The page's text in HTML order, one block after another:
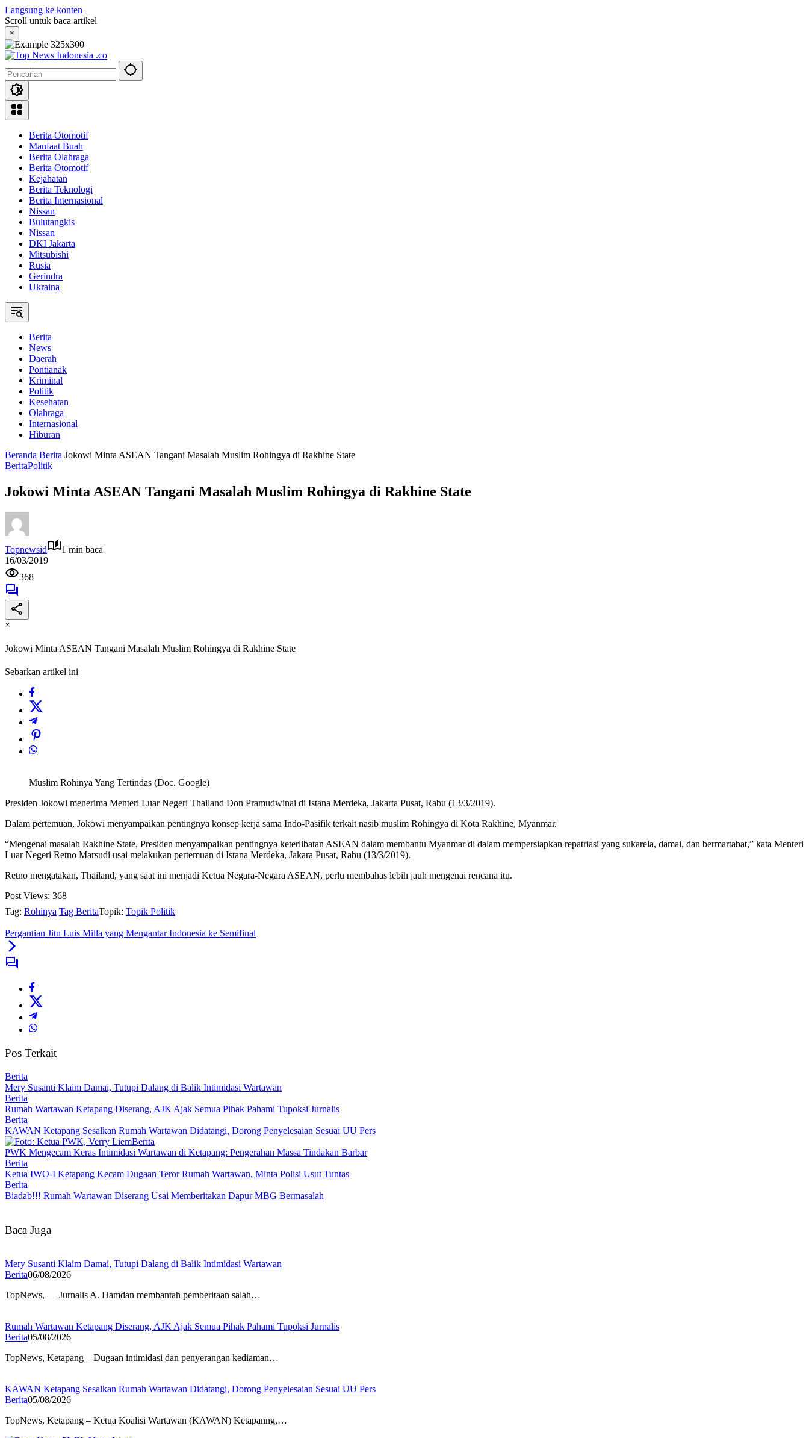
Langsung ke konten
Scroll untuk baca artikel
×
Berita Otomotif
Manfaat Buah
Berita Olahraga
Berita Otomotif
Kejahatan
Berita Teknologi
Berita Internasional
Nissan
Bulutangkis
Nissan
DKI Jakarta
Mitsubishi
Rusia
Gerindra
Ukraina
Berita
News
Daerah
Pontianak
Kriminal
Politik
Kesehatan
Olahraga
Internasional
Hiburan
Beranda Berita Jokowi Minta ASEAN Tangani Masalah Muslim Rohingya di Rakhine State
BeritaPolitik
Jokowi Minta ASEAN Tangani Masalah Muslim Rohingya di Rakhine State
Topnewsid
1 min baca
16/03/2019
368
×
Jokowi Minta ASEAN Tangani Masalah Muslim Rohingya di Rakhine State
Sebarkan artikel ini
Muslim Rohinya Yang Tertindas (Doc. Google)
Presiden Jokowi menerima Menteri Luar Negeri Thailand Don Pramudwinai di Istana Merdeka, Jakarta Pusat, Rabu (13/3/2019).
Dalam pertemuan, Jokowi menyampaikan pentingnya konsep kerja sama Indo-Pasifik terkait nasib muslim Rohingya di Kota Rakhine, Myanmar.
“Mengenai masalah Rakhine State, Presiden menyampaikan pentingnya keterlibatan ASEAN dalam membantu Myanmar di dalam mempersiapkan repatriasi yang sukarela, damai, dan bermartabat,” kata Menteri
Luar Negeri Retno Marsudi usai melakukan pertemuan di Istana Merdeka, Jakara Pusat, Rabu (13/3/2019).
Retno mengatakan, Thailand, yang saat ini menjadi Ketua Negara-Negara ASEAN, perlu membahas lebih jauh mengenai rencana itu.
Post Views: 368
Tag: Rohinya Tag BeritaTopik: Topik Politik
Pergantian Jitu Luis Milla yang Mengantar Indonesia ke Semifinal
Pos Terkait
Berita
Mery Susanti Klaim Damai, Tutupi Dalang di Balik Intimidasi Wartawan
Berita
Rumah Wartawan Ketapang Diserang, AJK Ajak Semua Pihak Pahami Tupoksi Jurnalis
Berita
KAWAN Ketapang Sesalkan Rumah Wartawan Didatangi, Dorong Penyelesaian Sesuai UU Pers
Berita
PWK Mengecam Keras Intimidasi Wartawan di Ketapang: Pengerahan Massa Tindakan Barbar
Berita
Ketua IWO-I Ketapang Kecam Dugaan Teror Rumah Wartawan, Minta Polisi Usut Tuntas
Berita
Biadab!!! Rumah Wartawan Diserang Usai Memberitakan Dapur MBG Bermasalah
Baca Juga
Mery Susanti Klaim Damai, Tutupi Dalang di Balik Intimidasi Wartawan
Berita06/08/2026
TopNews, — Jurnalis A. Hamdan membantah pemberitaan salah…
Rumah Wartawan Ketapang Diserang, AJK Ajak Semua Pihak Pahami Tupoksi Jurnalis
Berita05/08/2026
TopNews, Ketapang – Dugaan intimidasi dan penyerangan kediaman…
KAWAN Ketapang Sesalkan Rumah Wartawan Didatangi, Dorong Penyelesaian Sesuai UU Pers
Berita05/08/2026
TopNews, Ketapang – Ketua Koalisi Wartawan (KAWAN) Ketapanng,…